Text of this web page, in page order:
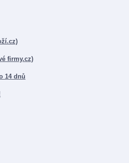
firmy.cz)
14 dnů